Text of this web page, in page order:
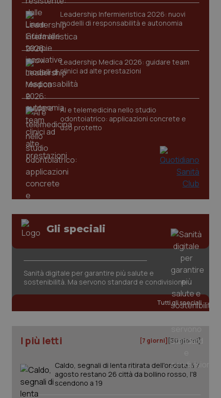
Ulcera & Reflusso
Vaccini
Leadership Infermieristica 2026: nuovi
modelli di responsabilità e autonomia
Leadership Medica 2026: guidare team
clinici ad alte prestazioni
AI e telemedicina nello studio
odontoiatrico: applicazioni concrete e
uso protetto
Gli speciali
Sanità digitale per garantire più salute e
sostenibilità. Ma servono standard e condivisione
Tutti gli speciali
I più letti [7 giorni] [30 giorni]
Caldo, segnali di lenta ritirata dell'ondata: il 7
agosto restano 26 città da bollino rosso, l'8
scendono a 19
Nome
Fornitore / Dominio
VISITOR_PRIVACY_METADATA
YouTube
CookieScriptConsent
www.quotidianosanita.it
tracking-sites-ironfish-
session-id
www.quotidianosanita.it